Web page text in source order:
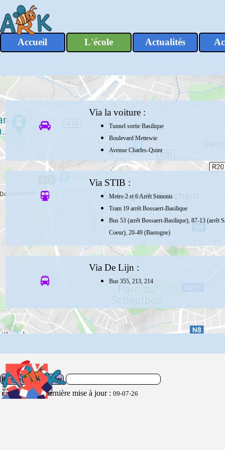
Aller au contenu
Accueil L'école ▼
Actualités
Via la voiture :
Tunnel sortie Basilique
Boulevard Mettewie
Avenue Charles-Quint
Via STIB :
Metro 2 et 6 Arrêt Simonis
Tram 19 arrêt Bossaert-Basilique
Bus 53 (arrêt Bossaert-Basilique), 87-13 (arrêt
Coeur), 20-49 (Bastogne)
Via De Lijn :
Bus 355, 213, 214
Rechercher sur le site
Dernière mise à jour : 09-07-26